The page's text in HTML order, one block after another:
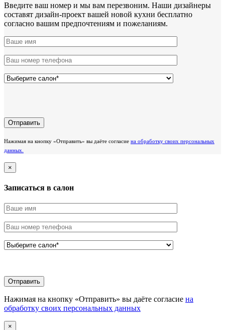
Введите ваш номер и мы вам перезвоним. Наши дизайнеры
составят дизайн-проект вашей новой кухни бесплатно
согласно вашим предпочтениям и пожеланиям.
Нажимая на кнопку «Отправить» вы даёте согласие на обработку своих персональных
данных.
×
Записаться в салон
Нажимая на кнопку «Отправить» вы даёте согласие на
обработку своих персональных данных
×